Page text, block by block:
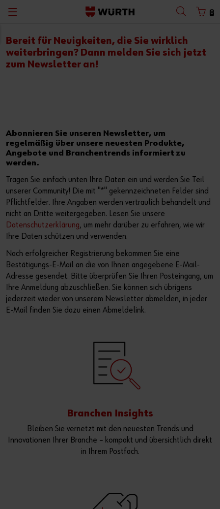
0
Zurück
mit Benutzername mit Kundennummer
Passwort
Passwort vergessen
Anmeldedaten merken
Anmelden
oder
Sie möchten Online-Kunde werden?
In nur drei Schritten können Sie sich registrieren und alle
Funktionen des Online-Shops nutzen.
Jetzt Registrieren
Zurück
Kataloge
Zurück
Konfigurieren & Finden
Spezialistenberatung vereinbaren
Beschaffen & Lager verwalten
Warten & Reparieren
Zurück
Abverkauf
Zurück
Arbeitssicherheit
Innenausbau
Holzbau
Fensterbau
Werkstattkonzepte
Der perfekte Schliff
Dübeltechnik
Zurück
Würth Shop finden
Fallschutzset-Überprüfung
Click & Collect
Warendepot
Scan & Go
Zurück
Baustelle optimieren
Nachhaltiges Bauen
Dokumente und Zulassungen
Zurück
Deutsch
Bereit für Neuigkeiten, die Sie wirklich
weiterbringen? Dann melden Sie sich jetzt
zum Newsletter an!
Abonnieren Sie unseren Newsletter, um
regelmäßig über unsere neuesten Produkte,
Angebote und Branchentrends informiert zu
werden.
Tragen Sie einfach unten Ihre Daten ein und werden Sie Teil
unserer Community! Die mit "*" gekennzeichneten Felder sind
Pflichtfelder. Ihre Angaben werden vertraulich behandelt und
nicht an Dritte weitergegeben. Lesen Sie unsere
Datenschutzerklärung, um mehr darüber zu erfahren, wie wir
Ihre Daten schützen und verwenden.
Nach erfolgreicher Registrierung bekommen Sie eine
Bestätigungs-E-Mail an die von Ihnen angegebene E-Mail-
Adresse gesendet. Bitte überprüfen Sie Ihren Posteingang, um
Ihre Anmeldung abzuschließen. Sie können sich übrigens
jederzeit wieder von unserem Newsletter abmelden, in jeder
E-Mail finden Sie dazu einen Abmeldelink.
Branchen Insights
Bleiben Sie vernetzt mit den neuesten Trends und
Innovationen Ihrer Branche – kompakt und übersichtlich direkt
in Ihrem Postfach.